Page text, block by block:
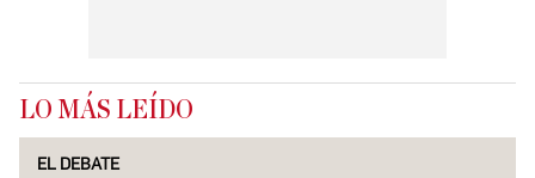
LO MÁS LEÍDO
EL DEBATE